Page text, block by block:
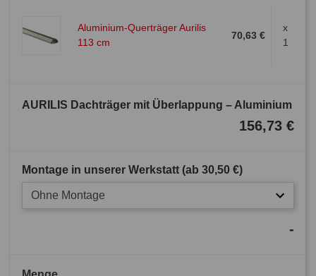
Aluminium-Querträger Aurilis
113 cm
70,63 €
x
1
AURILIS Dachträger mit Überlappung – Aluminium
156,73 €
Montage in unserer Werkstatt (ab 30,50 €)
Ohne Montage
-